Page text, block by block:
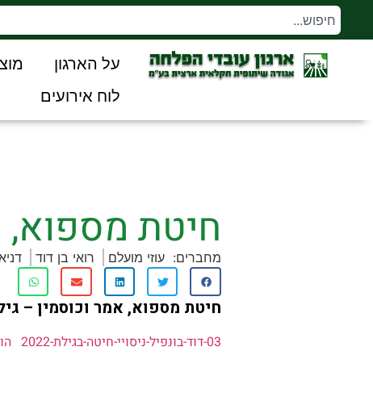
על הארגון
לוח אירועים
חיטת מספוא,
מחברים: עוזי מועלם רואי בן דוד
חיטת מספוא, אמר וכוסמין – גילת
03-דוד-בונפיל-ניסויי-חיטה-בגילת-2022